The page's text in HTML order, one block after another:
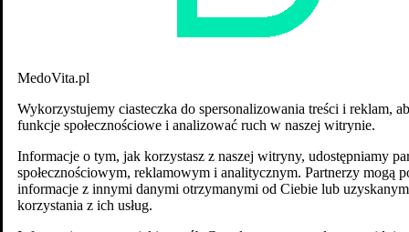
MedoVita.pl
Wykorzystujemy ciasteczka do spersonalizowania treści i reklam,
funkcje społecznościowe i analizować ruch w naszej witrynie.
Informacje o tym, jak korzystasz z naszej witryny, udostępniamy
społecznościowym, reklamowym i analitycznym. Partnerzy mogą
informacje z innymi danymi otrzymanymi od Ciebie lub
korzystania z ich usług.